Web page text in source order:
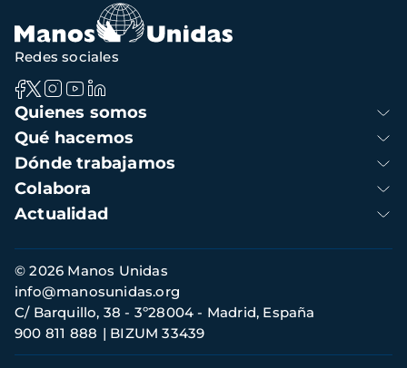
Navegación
principal
Quienes somos
Qué hacemos
Dónde trabajamos
Colabora
Actualidad
Redes sociales
Información
de
contacto
© 2026 Manos Unidas
C/ Barquillo, 38 - 3º28004 - Madrid, España
900 811 888
BIZUM 33439
info@manosunidas.org